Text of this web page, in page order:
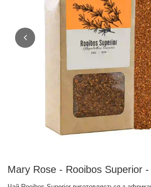
Mary Rose - Rooibos Superior -